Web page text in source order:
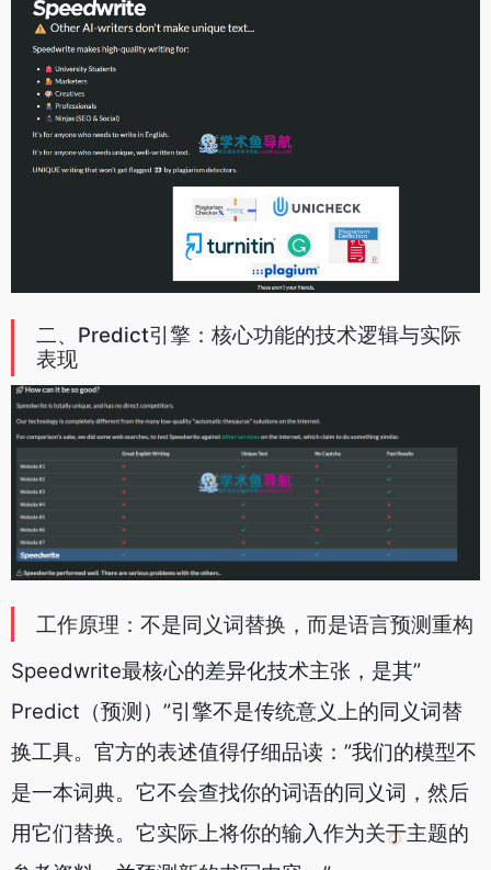
二、Predict引擎：核心功能的技术逻辑与实际
表现
工作原理：不是同义词替换，而是语言预测重构
Speedwrite最核心的差异化技术主张，是其”
Predict（预测）”引擎不是传统意义上的同义词替
换工具。官方的表述值得仔细品读：”我们的模型不
是一本词典。它不会查找你的词语的同义词，然后
用它们替换。它实际上将你的输入作为关于主题的